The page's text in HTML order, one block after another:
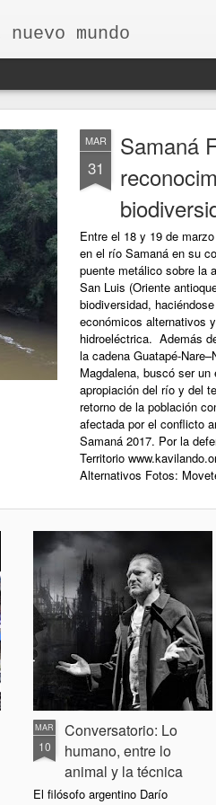
mundo
MAR
31
Samaná
Entre el 18 y 19 de
en el río Samaná en su
puente metálico sobre la
San Luis (Oriente
biodiversidad,
económicos alternativos
hidroeléctrica. Además
la cadena Guatapé-
Magdalena, buscó ser
apropiación del río y del
retorno de la población
afectada por el conflicto
Samaná 2017. Por la
Territorio
Alternativos Fotos:
MAR
10
Conversatorio: Lo
humano, entre lo
animal y la técnica
El filósofo argentino Darío